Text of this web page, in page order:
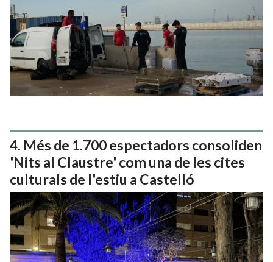
Més de 1.700 espectadors consoliden
'Nits al Claustre' com una de les cites
culturals de l'estiu a Castelló